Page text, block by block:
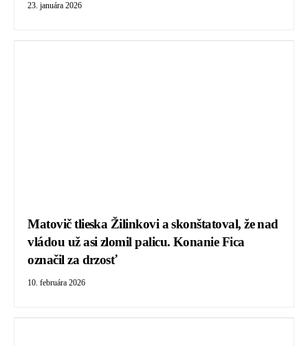
23. januára 2026
Matovič tlieska Žilinkovi a skonštatoval, že nad
vládou už asi zlomil palicu. Konanie Fica
označil za drzosť
10. februára 2026